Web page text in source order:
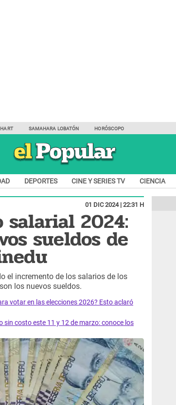
SAMAHARA LOBATÓN HORÓSCOPO
DEPORTES CINE Y SERIES TV CIENCIA
01 DIC 2024 | 22:31 H
2024:
sueldos de
el incremento de los salarios de los
los nuevos sueldos.
votar en las elecciones 2026? Esto aclaró
sin costo este 11 y 12 de marzo: conoce los